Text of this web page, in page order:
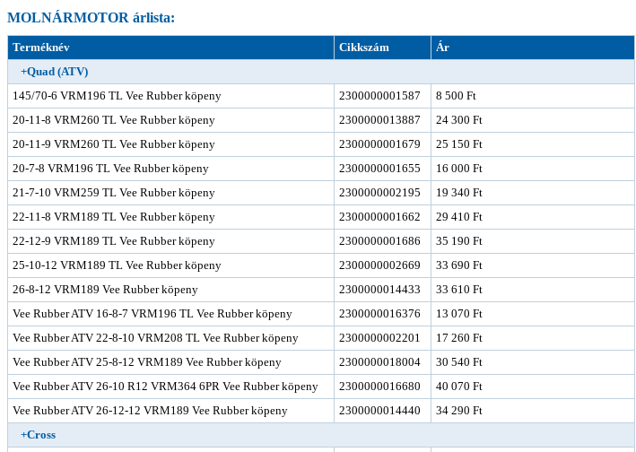
MOLNÁRMOTOR árlista:
Terméknév Cikkszám
Ár
+Quad (ATV)
145/70-6 VRM196 TL Vee Rubber köpeny
2300000001587
8 500 Ft
20-11-8 VRM260 TL Vee Rubber köpeny
2300000013887
24 300 Ft
20-11-9 VRM260 TL Vee Rubber köpeny
2300000001679
25 150 Ft
20-7-8 VRM196 TL Vee Rubber köpeny
2300000001655
16 000 Ft
21-7-10 VRM259 TL Vee Rubber köpeny
2300000002195
19 340 Ft
22-11-8 VRM189 TL Vee Rubber köpeny
2300000001662
29 410 Ft
22-12-9 VRM189 TL Vee Rubber köpeny
2300000001686
35 190 Ft
25-10-12 VRM189 TL Vee Rubber köpeny
2300000002669
33 690 Ft
26-8-12 VRM189 Vee Rubber köpeny
2300000014433
33 610 Ft
Vee Rubber ATV 16-8-7 VRM196 TL Vee Rubber köpeny
2300000016376
13 070 Ft
Vee Rubber ATV 22-8-10 VRM208 TL Vee Rubber köpeny
2300000002201
17 260 Ft
Vee Rubber ATV 25-8-12 VRM189 Vee Rubber köpeny
2300000018004
30 540 Ft
Vee Rubber ATV 26-10 R12 VRM364 6PR Vee Rubber köpeny
2300000016680
40 070 Ft
Vee Rubber ATV 26-12-12 VRM189 Vee Rubber köpeny
2300000014440
34 290 Ft
+Cross